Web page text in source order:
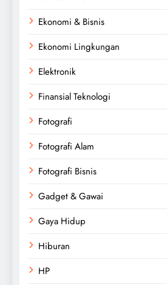
Ekonomi & Bisnis
Ekonomi Lingkungan
Elektronik
Finansial Teknologi
Fotografi
Fotografi Alam
Fotografi Bisnis
Gadget & Gawai
Gaya Hidup
Hiburan
HP